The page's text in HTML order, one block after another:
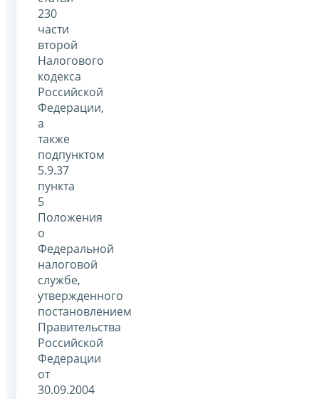
230
части
второй
Налогового
кодекса
Российской
Федерации,
а
также
подпунктом
5.9.37
пункта
5
Положения
о
Федеральной
налоговой
службе,
утвержденного
постановлением
Правительства
Российской
Федерации
от
30.09.2004